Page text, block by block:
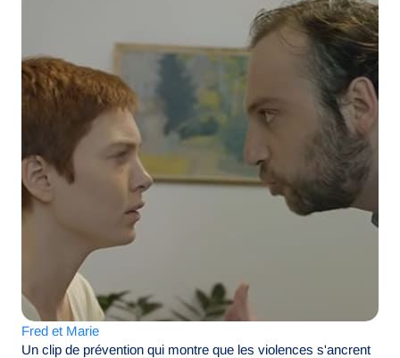
Fred et Marie
Un clip de prévention qui montre que les violences s'ancrent